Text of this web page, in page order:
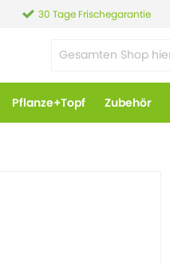
30 Tage Frischegarantie
Pflanze+Topf Zubehör